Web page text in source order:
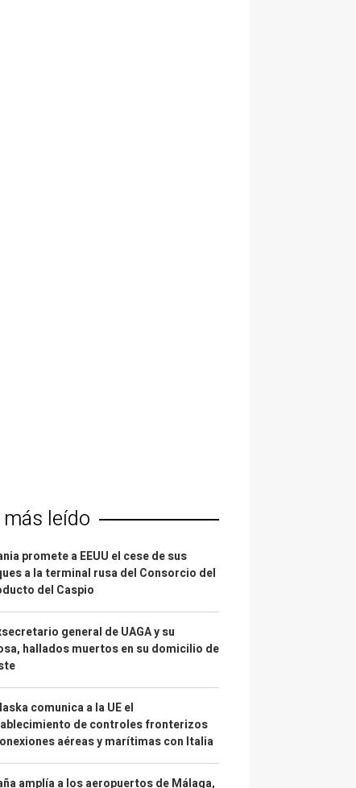
más leído
promete a EEUU el cese de sus
a la terminal rusa del Consorcio del
del Caspio
general de UAGA y su
hallados muertos en su domicilio de
comunica a la UE el
de controles fronterizos
aéreas y marítimas con Italia
amplía a los aeropuertos de Málaga,